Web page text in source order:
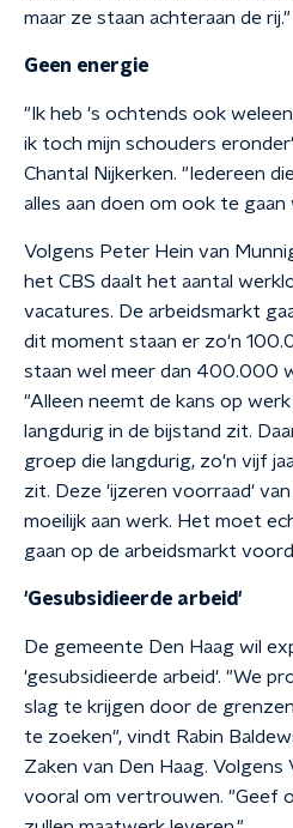
maar ze staan achteraan de rij."
Geen energie
"Ik heb 's ochtends ook
ik toch mijn schouders
Chantal Nijkerken. "Iedereen
alles aan doen om ook te gaan
Volgens Peter Hein van
het CBS daalt het aantal
vacatures. De arbeidsmarkt
dit moment staan er zo'n
staan wel meer dan 400.000
"Alleen neemt de kans op werk
langdurig in de bijstand zit.
groep die langdurig, zo'n vijf
zit. Deze 'ijzeren voorraad'
moeilijk aan werk. Het moet
gaan op de arbeidsmarkt
'Gesubsidieerde arbeid'
De gemeente Den Haag wil
'gesubsidieerde arbeid'. "We
slag te krijgen door de
te zoeken", vindt Rabin
Zaken van Den Haag.
vooral om vertrouwen. "Geef